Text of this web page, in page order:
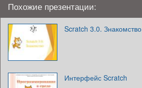
Похожие презентации:
Scratch 3.0. Знакомство
Интерфейс Scratch